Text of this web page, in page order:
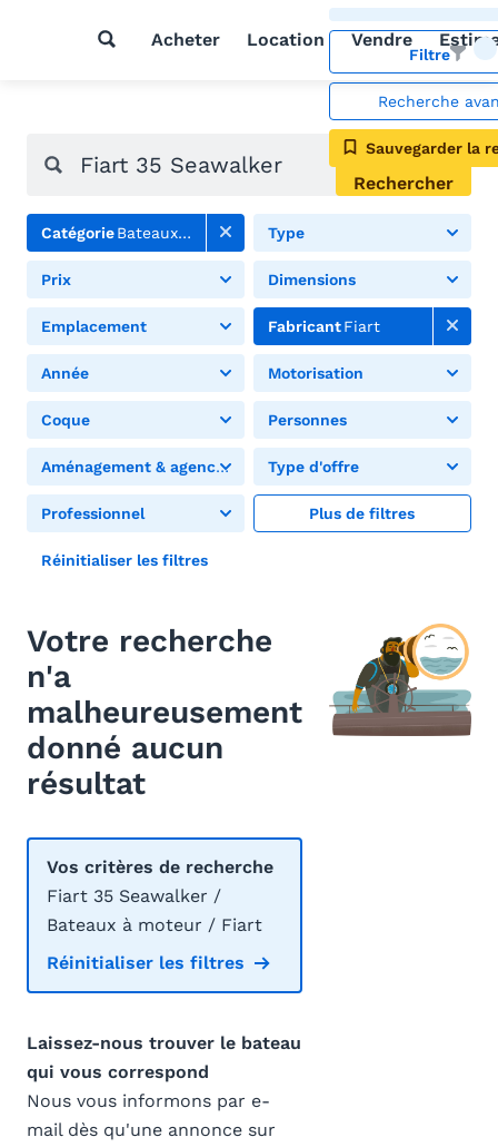
Acheter Location Vendre
Filtre
Recherche
Sauvegarder la
Rechercher
CatégorieBateaux à moteur Type
Prix Dimensions
Emplacement FabricantFiart
Année Motorisation
Coque Personnes
Aménagement & agencement Type d'offre
Professionnel Plus de filtres
Réinitialiser les filtres
Votre recherche
n'a
malheureusement
donné aucun
résultat
Vos critères de recherche
Fiart 35 Seawalker /
Bateaux à moteur / Fiart
Réinitialiser les filtres
Laissez-nous trouver le bateau
qui vous correspond
Nous vous informons par e-
mail dès qu'une annonce sur